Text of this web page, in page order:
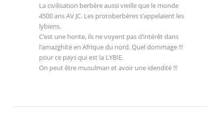
La civilisation berbère aussi vieille que le monde
4500 ans AV JC. Les protoberbères s’appelaient les
lybiens.
C’est une honte, ils ne voyent pas d’intérêt dans
l’amazghité en Afrique du nord. Quel dommage !!!
pour ce pays qui est la LYBIE.
On peut être musulman et avoir une idendité !!!